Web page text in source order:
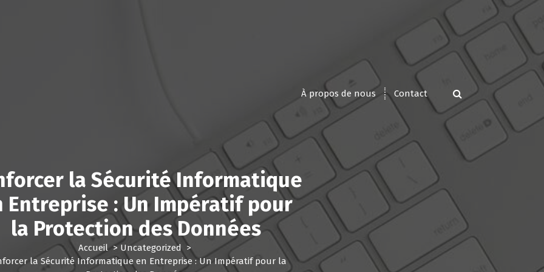
À propos de nous Contact
la Sécurité Informatique
Entreprise : Un Impératif pour
la Protection des Données
Accueil> Uncategorized >
la Sécurité Informatique en Entreprise : Un Impératif pour la